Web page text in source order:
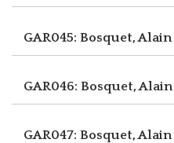
GAR045: Bosquet, Alain
GAR046: Bosquet, Alain
GAR047: Bosquet, Alain